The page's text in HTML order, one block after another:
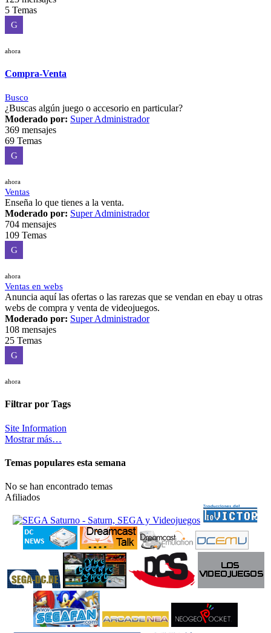
5 Temas
G
ahora
Compra-Venta
Busco
¿Buscas algún juego o accesorio en particular?
Moderado por: Super Administrador
369 mensajes
69 Temas
G
ahora
Ventas
Enseña lo que tienes a la venta.
Moderado por: Super Administrador
704 mensajes
109 Temas
G
ahora
Ventas en webs
Anuncia aquí las ofertas o las rarezas que se vendan en ebay u otras
webs de compra y venta de videojuegos.
Moderado por: Super Administrador
108 mensajes
25 Temas
G
ahora
Filtrar por Tags
Site Information
Mostrar más…
Temas populares esta semana
No se han encontrado temas
Afiliados